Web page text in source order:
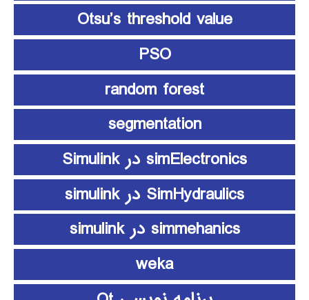
Otsu’s threshold value
PSO
random forest
segmentation
simElectronics در Simulink
SimHydraulics در simulink
simmehanics در simulink
weka